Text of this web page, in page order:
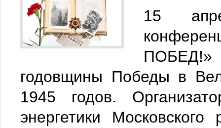
15
годовщины Победы в
1945 годов.
энергетики